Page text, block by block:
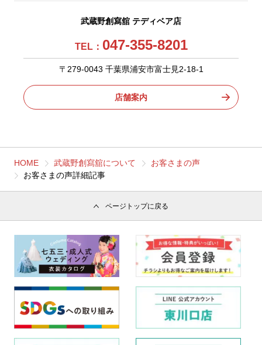
武蔵野創寫舘 テディベア店
TEL： 047-355-8201
〒279-0043 千葉県浦安市富士見2-18-1
店舗案内
HOME 武蔵野創寫舘について
お客さまの声
お客さまの声詳細記事
ページトップに戻る